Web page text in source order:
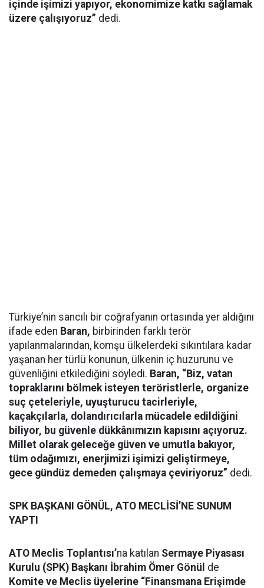
içinde işimizi yapıyor, ekonomimize katkı sağlamak
üzere çalışıyoruz” dedi.
Türkiye’nin sancılı bir coğrafyanın ortasında yer aldığını
ifade eden Baran, birbirinden farklı terör
yapılanmalarından, komşu ülkelerdeki sıkıntılara kadar
yaşanan her türlü konunun, ülkenin iç huzurunu ve
güvenliğini etkilediğini söyledi. Baran, “Biz, vatan
topraklarını bölmek isteyen teröristlerle, organize
suç çeteleriyle, uyuşturucu tacirleriyle,
kaçakçılarla, dolandırıcılarla mücadele edildiğini
biliyor, bu güvenle dükkânımızın kapısını açıyoruz.
Millet olarak geleceğe güven ve umutla bakıyor,
tüm odağımızı, enerjimizi işimizi geliştirmeye,
gece gündüz demeden çalışmaya çeviriyoruz” dedi.
SPK BAŞKANI GÖNÜL, ATO MECLİSİ’NE SUNUM
YAPTI
ATO Meclis Toplantısı’na katılan Sermaye Piyasası
Kurulu (SPK) Başkanı İbrahim Ömer Gönül de
Komite ve Meclis üyelerine “Finansmana Erişimde